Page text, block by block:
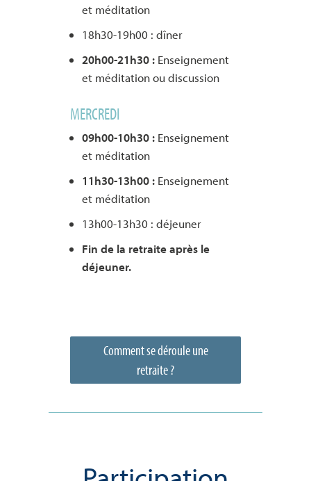
et méditation
18h30-19h00 : dîner
20h00-21h30 :Enseignement
et méditation ou discussion
MERCREDI
09h00-10h30 :Enseignement
et méditation
11h30-13h00 :Enseignement
et méditation
13h00-13h30 : déjeuner
Fin de la retraite après le
déjeuner.
Comment se déroule une
retraite ?